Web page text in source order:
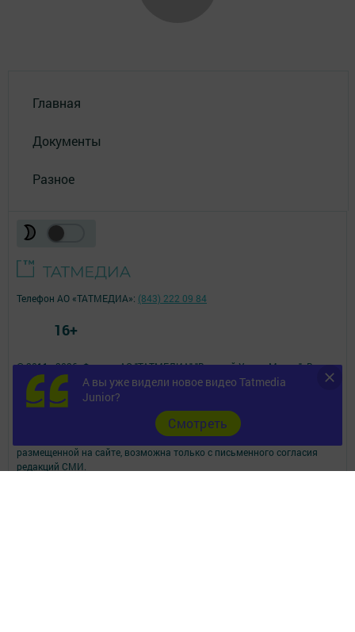
Главная
Документы
Разное
А вы уже видели новое видео Tatmedia
Junior?
Cмотреть
© 2011 - 2026. Филиал АО "ТАТМЕДИА" "Верхний Услон Медиа". Все
права защищены.
© ТАТМЕДИА. Все материалы, размещенные на сайте, защищены
законом.
Перепечатка, воспроизведение и распространение в любом объеме
размещенной на сайте, возможна только с письменного согласия
редакций СМИ.
Телефон АО «ТАТМЕДИА»: (843) 222 09 84
16+